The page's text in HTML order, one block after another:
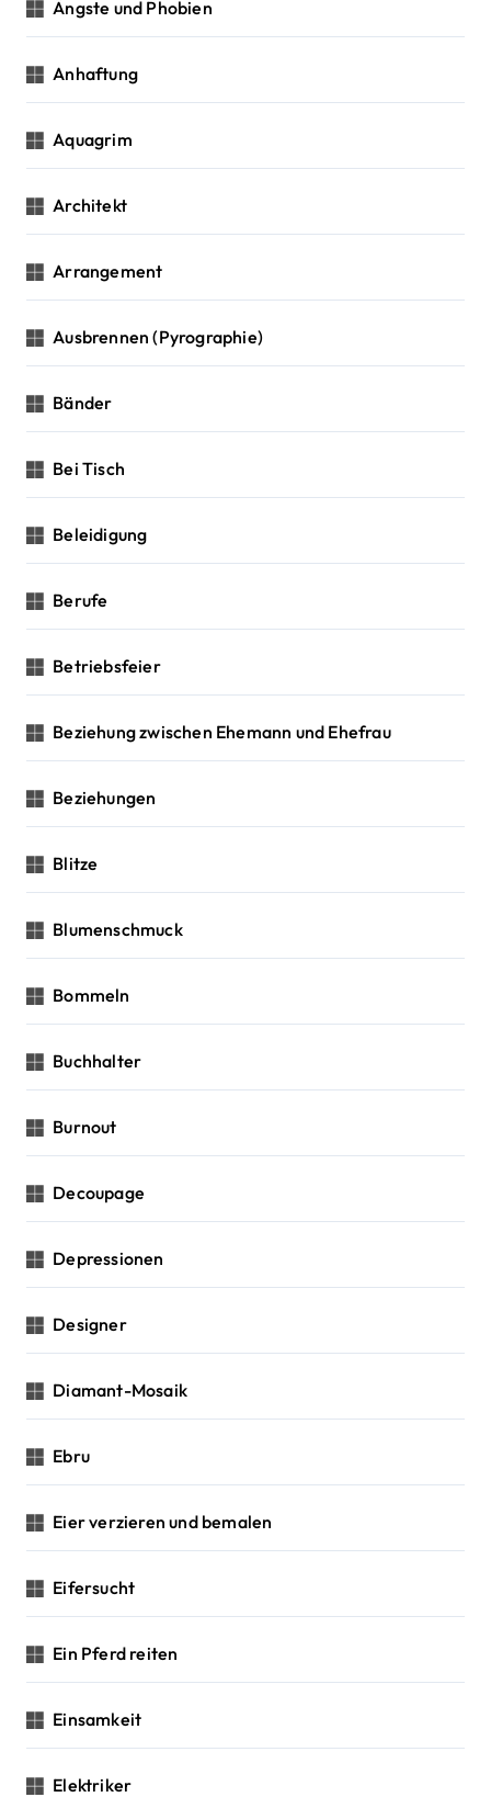
Ängste und Phobien
Anhaftung
Aquagrim
Architekt
Arrangement
Ausbrennen (Pyrographie)
Bänder
Bei Tisch
Beleidigung
Berufe
Betriebsfeier
Beziehung zwischen Ehemann und Ehefrau
Beziehungen
Blitze
Blumenschmuck
Bommeln
Buchhalter
Burnout
Decoupage
Depressionen
Designer
Diamant-Mosaik
Ebru
Eier verzieren und bemalen
Eifersucht
Ein Pferd reiten
Einsamkeit
Elektriker